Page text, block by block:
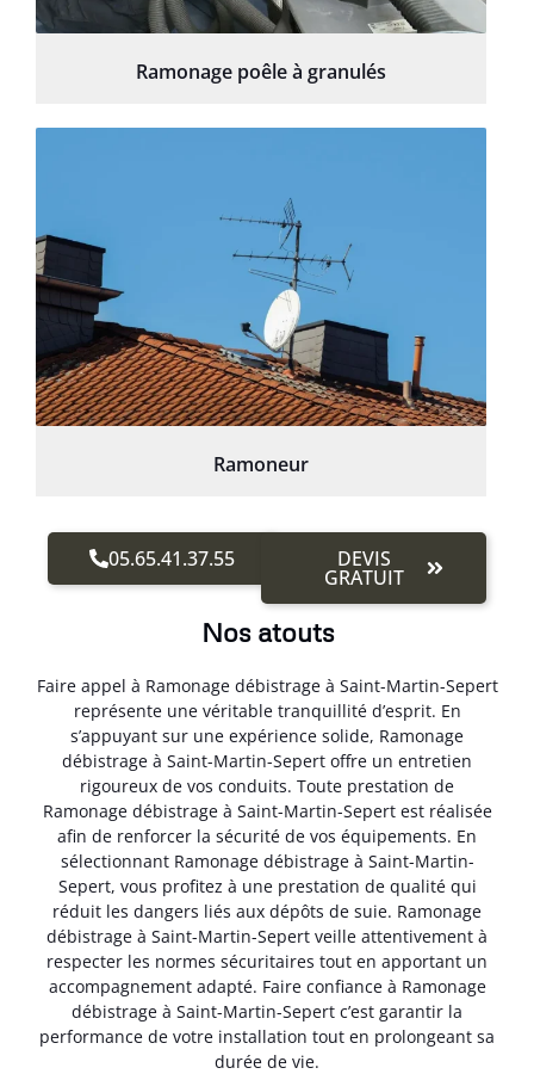
Ramonage poêle à granulés
Ramoneur
05.65.41.37.55 DEVIS
GRATUIT
Nos atouts
Faire appel à Ramonage débistrage à Saint-Martin-Sepert
représente une véritable tranquillité d’esprit. En
s’appuyant sur une expérience solide, Ramonage
débistrage à Saint-Martin-Sepert offre un entretien
rigoureux de vos conduits. Toute prestation de
Ramonage débistrage à Saint-Martin-Sepert est réalisée
afin de renforcer la sécurité de vos équipements. En
sélectionnant Ramonage débistrage à Saint-Martin-
Sepert, vous profitez à une prestation de qualité qui
réduit les dangers liés aux dépôts de suie. Ramonage
débistrage à Saint-Martin-Sepert veille attentivement à
respecter les normes sécuritaires tout en apportant un
accompagnement adapté. Faire confiance à Ramonage
débistrage à Saint-Martin-Sepert c’est garantir la
performance de votre installation tout en prolongeant sa
durée de vie.